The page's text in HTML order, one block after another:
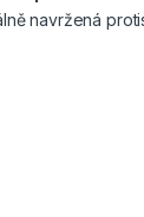
navržená